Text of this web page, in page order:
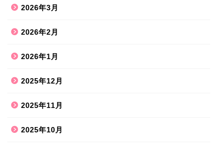
2026年3月
2026年2月
2026年1月
2025年12月
2025年11月
2025年10月